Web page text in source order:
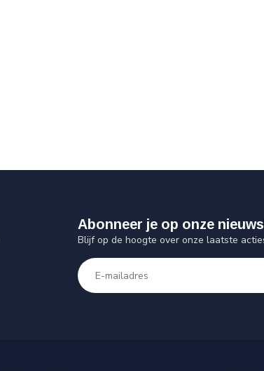
Abonneer je op onze
Blijf op de hoogte over onze laatste